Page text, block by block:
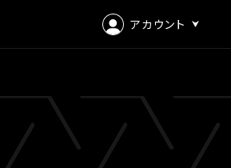
アカウント
会員登録